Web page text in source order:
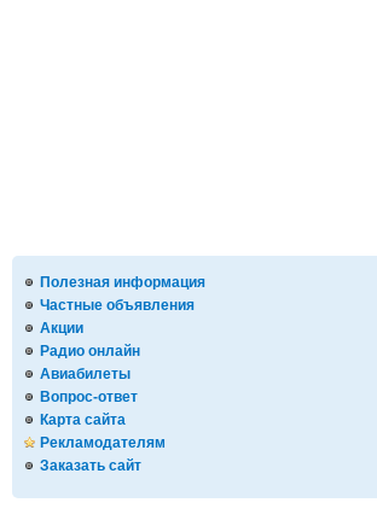
Полезная информация
Частные объявления
Акции
Радио онлайн
Авиабилеты
Вопрос-ответ
Карта сайта
Рекламодателям
Заказать сайт